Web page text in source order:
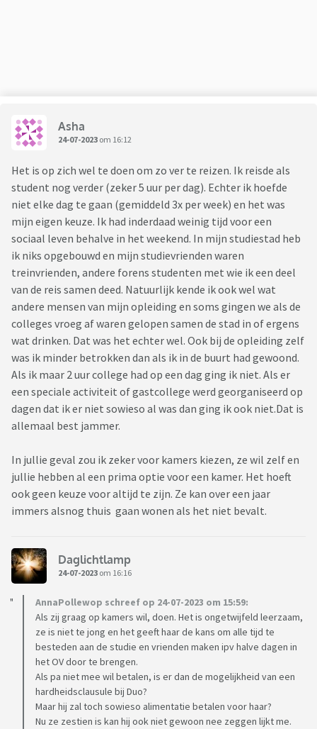
Asha
24-07-2023 om 16:12
Het is op zich wel te doen om zo ver te reizen. Ik reisde als
student nog verder (zeker 5 uur per dag). Echter ik hoefde
niet elke dag te gaan (gemiddeld 3x per week) en het was
mijn eigen keuze. Ik had inderdaad weinig tijd voor een
sociaal leven behalve in het weekend. In mijn studiestad heb
ik niks opgebouwd en mijn studievrienden waren
treinvrienden, andere forens studenten met wie ik een deel
van de reis samen deed. Natuurlijk kende ik ook wel wat
andere mensen van mijn opleiding en soms gingen we als de
colleges vroeg af waren gelopen samen de stad in of ergens
wat drinken. Dat was het echter wel. Ook bij de opleiding zelf
was ik minder betrokken dan als ik in de buurt had gewoond.
Als ik maar 2 uur college had op een dag ging ik niet. Als er
een speciale activiteit of gastcollege werd georganiseerd op
dagen dat ik er niet sowieso al was dan ging ik ook niet.Dat is
allemaal best jammer.
In jullie geval zou ik zeker voor kamers kiezen, ze wil zelf en
jullie hebben al een prima optie voor een kamer. Het hoeft
ook geen keuze voor altijd te zijn. Ze kan over een jaar
immers alsnog thuis gaan wonen als het niet bevalt.
Daglichtlamp
24-07-2023 om 16:16
AnnaPollewop schreef op 24-07-2023 om 15:59:
Als zij graag op kamers wil, doen. Het is ongetwijfeld leerzaam,
ze is niet te jong en het geeft haar de kans om alle tijd te
besteden aan de studie en vrienden maken ipv halve dagen in
het OV door te brengen.
Als pa niet mee wil betalen, is er dan de mogelijkheid van een
hardheidsclausule bij Duo?
Maar hij zal toch sowieso alimentatie betalen voor haar?
Nu ze zestien is kan hij ook niet gewoon nee zeggen lijkt me.